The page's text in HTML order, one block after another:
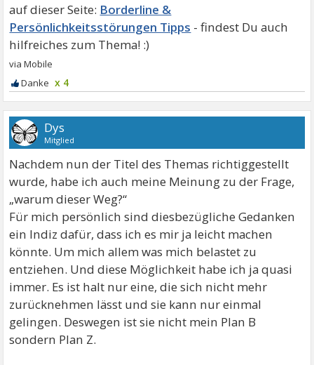
Borderline &
Persönlichkeitsstörungen Tipps
x 4
Dys
Mitglied
Nachdem nun der Titel des Themas richtiggestellt
wurde, habe ich auch meine Meinung zu der Frage,
„warum dieser Weg?“
Für mich persönlich sind diesbezügliche Gedanken
ein Indiz dafür, dass ich es mir ja leicht machen
könnte. Um mich allem was mich belastet zu
entziehen. Und diese Möglichkeit habe ich ja quasi
immer. Es ist halt nur eine, die sich nicht mehr
zurücknehmen lässt und sie kann nur einmal
gelingen. Deswegen ist sie nicht mein Plan B
sondern Plan Z.